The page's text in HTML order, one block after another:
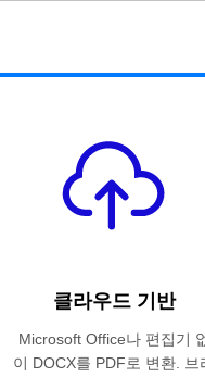
클라우드 기반
Microsoft Office나 편집기
이 DOCX를 PDF로 변환. 브